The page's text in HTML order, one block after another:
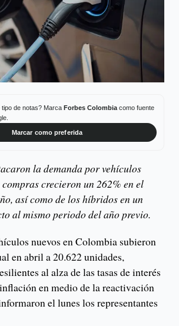
de notas? Marca Forbes Colombiacomo fuente
Marcar como preferida
la demanda por vehículos
crecieron un 262% en el
así como de los híbridos en un
al mismo periodo del año previo.
nuevos en Colombia subieron
en abril a 20.622 unidades,
al alza de las tasas de interés
en medio de la reactivación
el lunes los representantes